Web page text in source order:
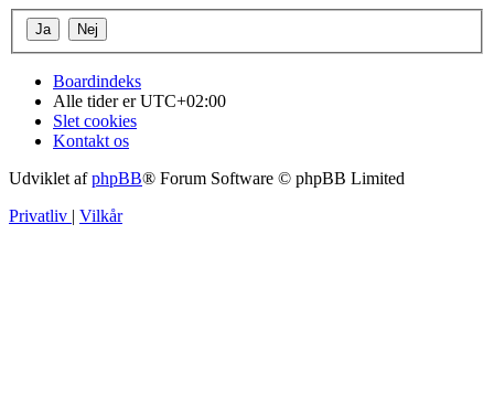
Boardindeks
Alle tider erUTC+02:00
Slet cookies
Kontakt os
Udviklet afphpBB® Forum Software © phpBB Limited
Privatliv | Vilkår